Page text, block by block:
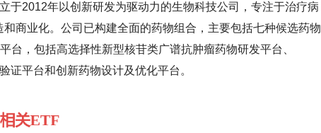
于2012年以创新研发为驱动力的生物科技公司，专注于治疗病
商业化。公司已构建全面的药物组合，主要包括七种候选药物
台，包括高选择性新型核苷类广谱抗肿瘤药物研发平台、
证平台和创新药物设计及优化平台。